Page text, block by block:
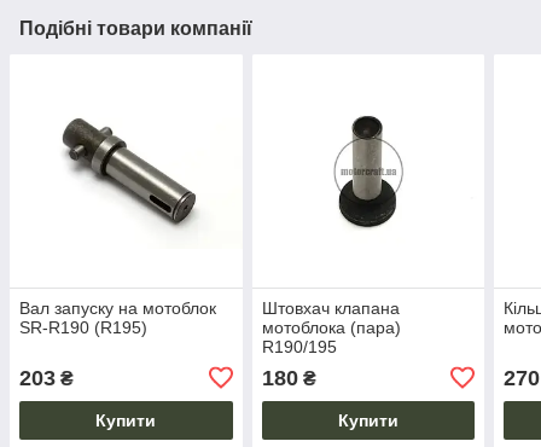
Подібні товари компанії
Вал запуску на мотоблок
SR-R190 (R195)
203 ₴
Купити
Штовхач клапана
мотоблока (пара)
R190/195
180₴
Купити
270